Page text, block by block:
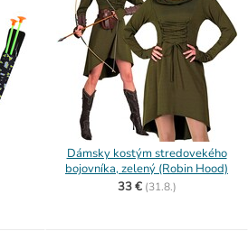
Dámsky kostým stredovekého
bojovníka, zelený (Robin Hood)
33 € (31.8.)